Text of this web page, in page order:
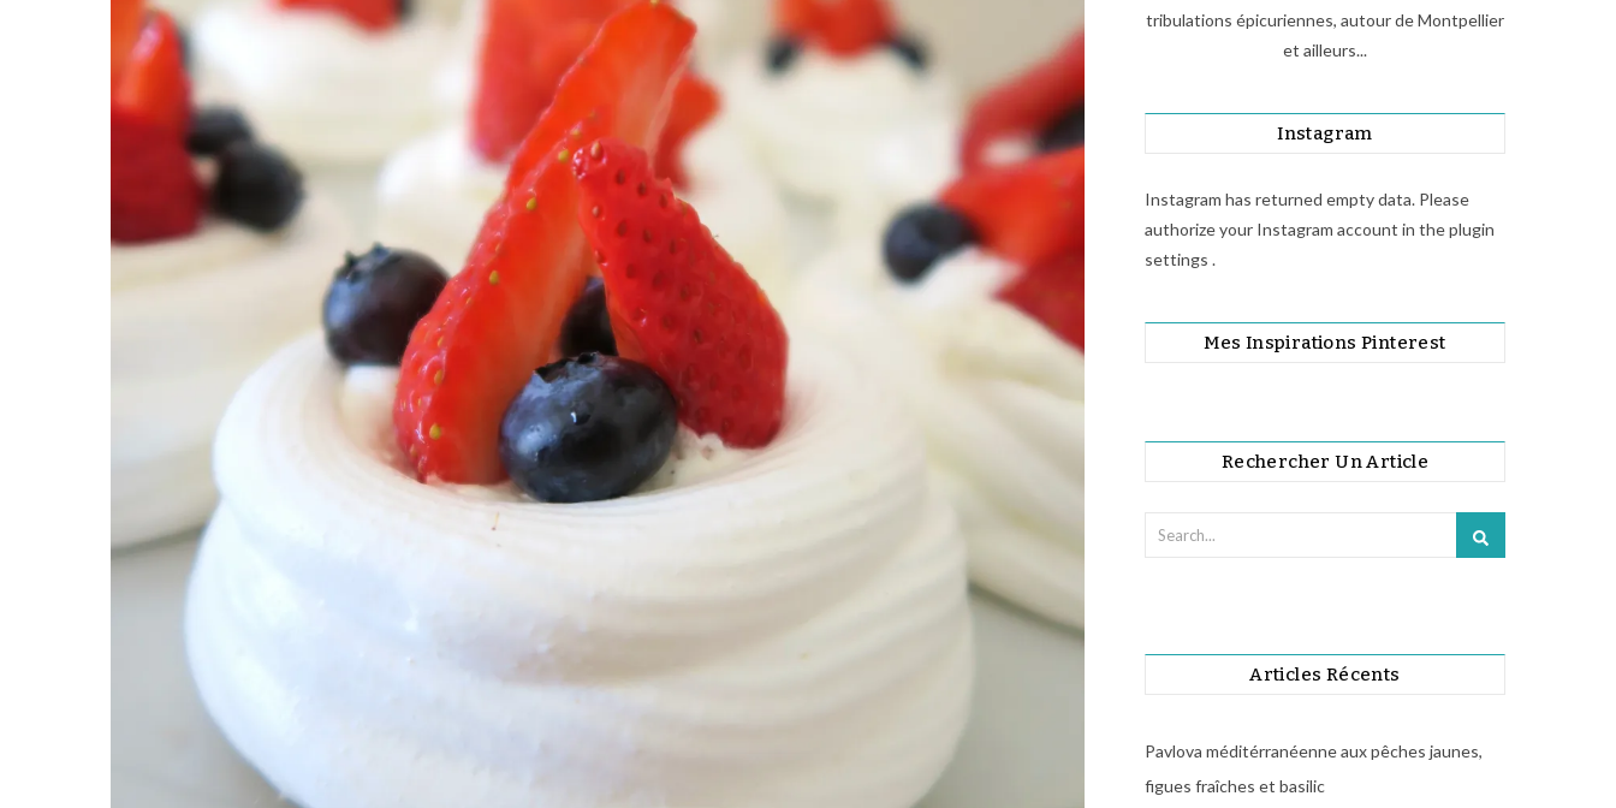
tribulations épicuriennes, autour de Montpellier
et ailleurs...
Instagram
Instagram has returned empty data. Please
authorize your Instagram account in theplugin
settings .
Mes Inspirations Pinterest
Rechercher Un Article
Articles Récents
Pavlova méditérranéenne aux pêches jaunes,
figues fraîches et basilic